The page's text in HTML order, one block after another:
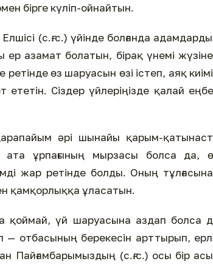
бірге күліп-ойнайтын.
(с.ғ.с.) үйінде болғанда
азамат болатын, бірақ үнемі
өз шаруасын өзі істеп, аяқ
ететін. Сіздер үйлеріңізде қалай
әрі шынайы қарым-
ұрпағының мырзасы болса да,
жар ретінде болды. Оның
қамқорлыққа ұласатын.
қоймай, үй шаруасына аздап болса
отбасының берекесін арттырып,
Пайғамбарымыздың (с.ғ.с.) осы бір